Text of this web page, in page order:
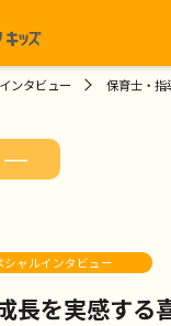
インタビュー 保育士・指
ャルインタビュー
長を実感する